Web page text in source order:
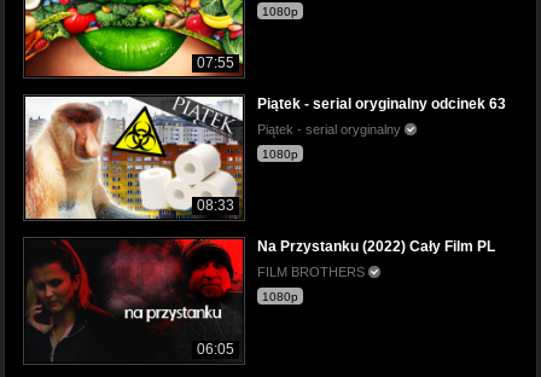
07:55
1080p
08:33
Piątek - serial oryginalny odcinek 63
Piątek - serial oryginalny
1080p
06:05
Na Przystanku (2022) Cały Film PL
FILM BROTHERS
1080p